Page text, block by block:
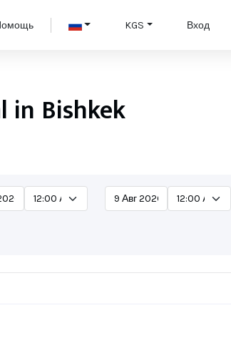
KGS Вход
in Bishkek